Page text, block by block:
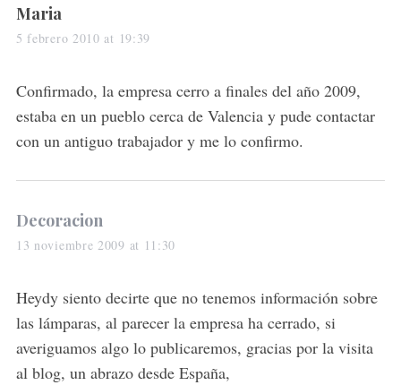
s
a
s
:
Maria
5 febrero 2010 at 19:39
Confirmado, la empresa cerro a finales del año 2009,
estaba en un pueblo cerca de Valencia y pude contactar
con un antiguo trabajador y me lo confirmo.
s
a
s
:
Decoracion
13 noviembre 2009 at 11:30
Heydy siento decirte que no tenemos información sobre
las lámparas, al parecer la empresa ha cerrado, si
averiguamos algo lo publicaremos, gracias por la visita
al blog, un abrazo desde España,